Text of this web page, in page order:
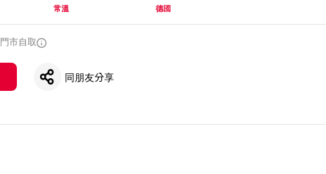
常溫
德國
門市自取
同朋友分享